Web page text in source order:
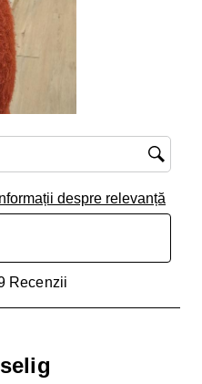
regiunea
Informații despre relevanță
Recenzii